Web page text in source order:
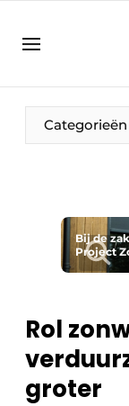
Categorieën
Bij de
Project
Rol
groter